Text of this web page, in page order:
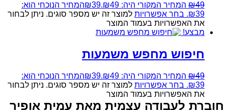
₪49 המחיר המקורי היה: ₪49. ₪39
המחיר הנוכחי הוא:
₪39. בחר אפשרויות למוצר זה יש מספר סוגים. ניתן לבחור
את האפשרויות בעמוד המוצר
מבצע!
חיפוש מחפש משמעות
₪49 המחיר המקורי היה: ₪49. ₪39
המחיר הנוכחי הוא:
₪39. בחר אפשרויות למוצר זה יש מספר סוגים. ניתן לבחור
את האפשרויות בעמוד המוצר
חוברת לעבודה עצמית מאת עמית אופיר